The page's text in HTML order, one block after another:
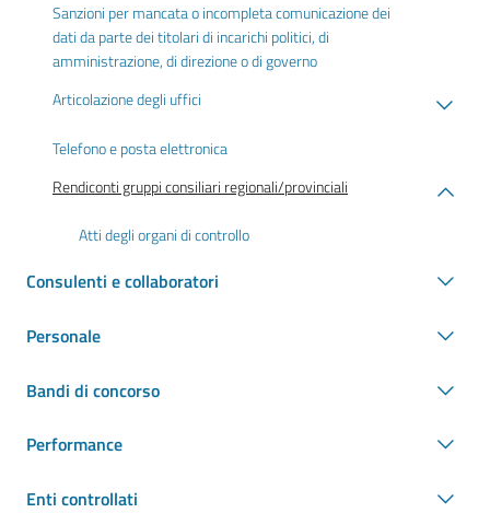
Sanzioni per mancata o incompleta comunicazione dei
dati da parte dei titolari di incarichi politici, di
amministrazione, di direzione o di governo
Articolazione degli uffici
Telefono e posta elettronica
Rendiconti gruppi consiliari regionali/provinciali
Atti degli organi di controllo
Consulenti e collaboratori
Personale
Bandi di concorso
Performance
Enti controllati